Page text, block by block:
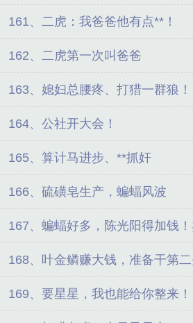
161、二虎：我爸爸他有点**！
162、二虎第一次叫爸爸
163、媳妇总腰疼、打猎一群狼！
164、公社开大会！
165、算计马进步、**抓奸
166、硫磺皂生产，蝙蝠风波
167、蝙蝠好多，陈光阳得加钱
168、叶金鳞赚大钱，准备干第二
169、要星星，我也能给你整来！